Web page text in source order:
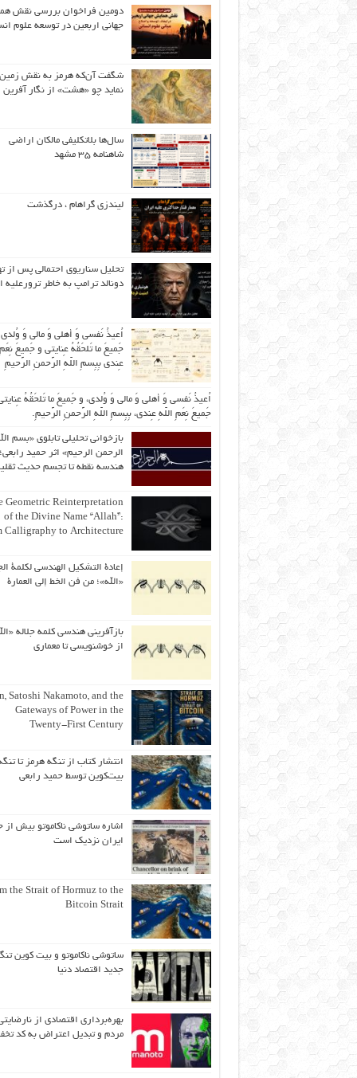
دومین فراخوان بررسی نقش
جهانی اربعین در توسعه علوم
شگفت آن‌که هرمز به نقش زمین
نماید چو «هشت» از نگار آفرین
سال‌ها بلاتکلیفی مالکان اراضی
شاهنامه ۳۵ مشهد
لیندزی گراهام ، درگذشت
تحلیل سناریوی احتمالی پس از
دونالد ترامپ به خاطر ترورعلیه
اُعیذُ نَفسی وَ أهلی وَ مالی وَ
جَمیعَ ما تَلحَقُهُ عِنایتی و جَمیعَ نِعَمِ
عِندی بِبِسمِ اللّهِ الرَّحمنِ الرَّحیمِ
اُعیذُ نَفسی وَ أهلی وَ مالی وَ وُلدی، و جَمیعَ ما تَلحَقُهُ
جَمیعَ نِعَمِ اللّهِ عِندی، بِبِسمِ اللّهِ الرَّحمنِ الرَّحیمِ.
بازخوانی تحلیلی تابلوی «بسم
الرحمن الرحیم» اثر حمید رابعی؛
هندسه نقطه تا تجسم حدیث
Geometric Reinterpretation
of the Divine Name “Allah”:
Calligraphy to Architecture
إعادة التشكيل الهندسي لكلمة
«الله»؛ من فن الخط إلى العمارة
بازآفرینی هندسی کلمه جلاله
از خوشنویسی تا معماری
Satoshi Nakamoto, and the
Gateways of Power in the
Twenty-First Century
انتشار کتاب از تنگه هرمز تا
بیت‌کوین توسط حمید رابعی
اشاره ساتوشی ناکاموتو بیش از
ایران نزدیک است
the Strait of Hormuz to the
Bitcoin Strait
ساتوشی ناکاموتو و بیت کوین
جدید اقتصاد دنیا
بهره‌برداری اقتصادی از
مردم و تبدیل اعتراض به کد